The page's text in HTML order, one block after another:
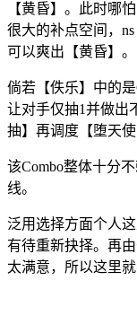
【黄昏】。此时哪
很大的补点空间，
可以爽出【黄昏】
倘若【佚乐】中的
让对手仅抽1并做出
抽】再调度【堕天
该Combo整体十分
线。
泛用选择方面个人
有待重新抉择。再
太满意，所以这里